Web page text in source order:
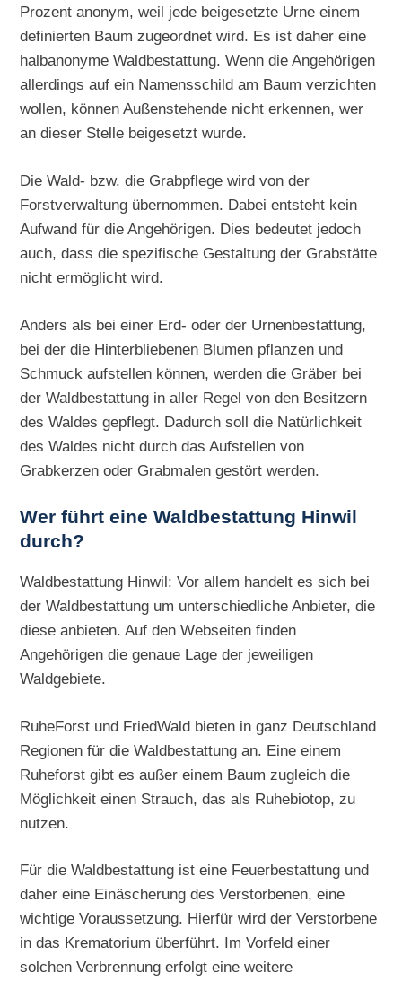
Prozent anonym, weil jede beigesetzte Urne einem
definierten Baum zugeordnet wird. Es ist daher eine
halbanonyme Waldbestattung. Wenn die Angehörigen
allerdings auf ein Namensschild am Baum verzichten
wollen, können Außenstehende nicht erkennen, wer
an dieser Stelle beigesetzt wurde.
Die Wald- bzw. die Grabpflege wird von der
Forstverwaltung übernommen. Dabei entsteht kein
Aufwand für die Angehörigen. Dies bedeutet jedoch
auch, dass die spezifische Gestaltung der Grabstätte
nicht ermöglicht wird.
Anders als bei einer Erd- oder der Urnenbestattung,
bei der die Hinterbliebenen Blumen pflanzen und
Schmuck aufstellen können, werden die Gräber bei
der Waldbestattung in aller Regel von den Besitzern
des Waldes gepflegt. Dadurch soll die Natürlichkeit
des Waldes nicht durch das Aufstellen von
Grabkerzen oder Grabmalen gestört werden.
Wer führt eine Waldbestattung Hinwil
durch?
Waldbestattung Hinwil: Vor allem handelt es sich bei
der Waldbestattung um unterschiedliche Anbieter, die
diese anbieten. Auf den Webseiten finden
Angehörigen die genaue Lage der jeweiligen
Waldgebiete.
RuheForst und FriedWald bieten in ganz Deutschland
Regionen für die Waldbestattung an. Eine einem
Ruheforst gibt es außer einem Baum zugleich die
Möglichkeit einen Strauch, das als Ruhebiotop, zu
nutzen.
Für die Waldbestattung ist eine Feuerbestattung und
daher eine Einäscherung des Verstorbenen, eine
wichtige Voraussetzung. Hierfür wird der Verstorbene
in das Krematorium überführt. Im Vorfeld einer
solchen Verbrennung erfolgt eine weitere